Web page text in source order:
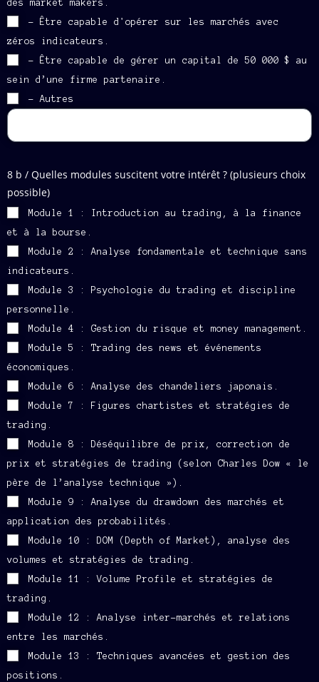
des market makers.
- Être capable d'opérer sur les marchés avec
zéros indicateurs.
- Être capable de gérer un capital de 50 000 $ au
sein d’une firme partenaire.
- Autres
8 b / Quelles modules suscitent votre intérêt ? (plusieurs choix
possible)
Module 1 : Introduction au trading, à la finance
et à la bourse.
Module 2 : Analyse fondamentale et technique sans
indicateurs.
Module 3 : Psychologie du trading et discipline
personnelle.
Module 4 : Gestion du risque et money management.
Module 5 : Trading des news et événements
économiques.
Module 6 : Analyse des chandeliers japonais.
Module 7 : Figures chartistes et stratégies de
trading.
Module 8 : Déséquilibre de prix, correction de
prix et stratégies de trading (selon Charles Dow « le
père de l’analyse technique »).
Module 9 : Analyse du drawdown des marchés et
application des probabilités.
Module 10 : DOM (Depth of Market), analyse des
volumes et stratégies de trading.
Module 11 : Volume Profile et stratégies de
trading.
Module 12 : Analyse inter-marchés et relations
entre les marchés.
Module 13 : Techniques avancées et gestion des
positions.